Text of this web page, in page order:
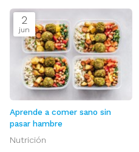
2
jun
Aprende a comer sano sin
pasar hambre
Nutrición